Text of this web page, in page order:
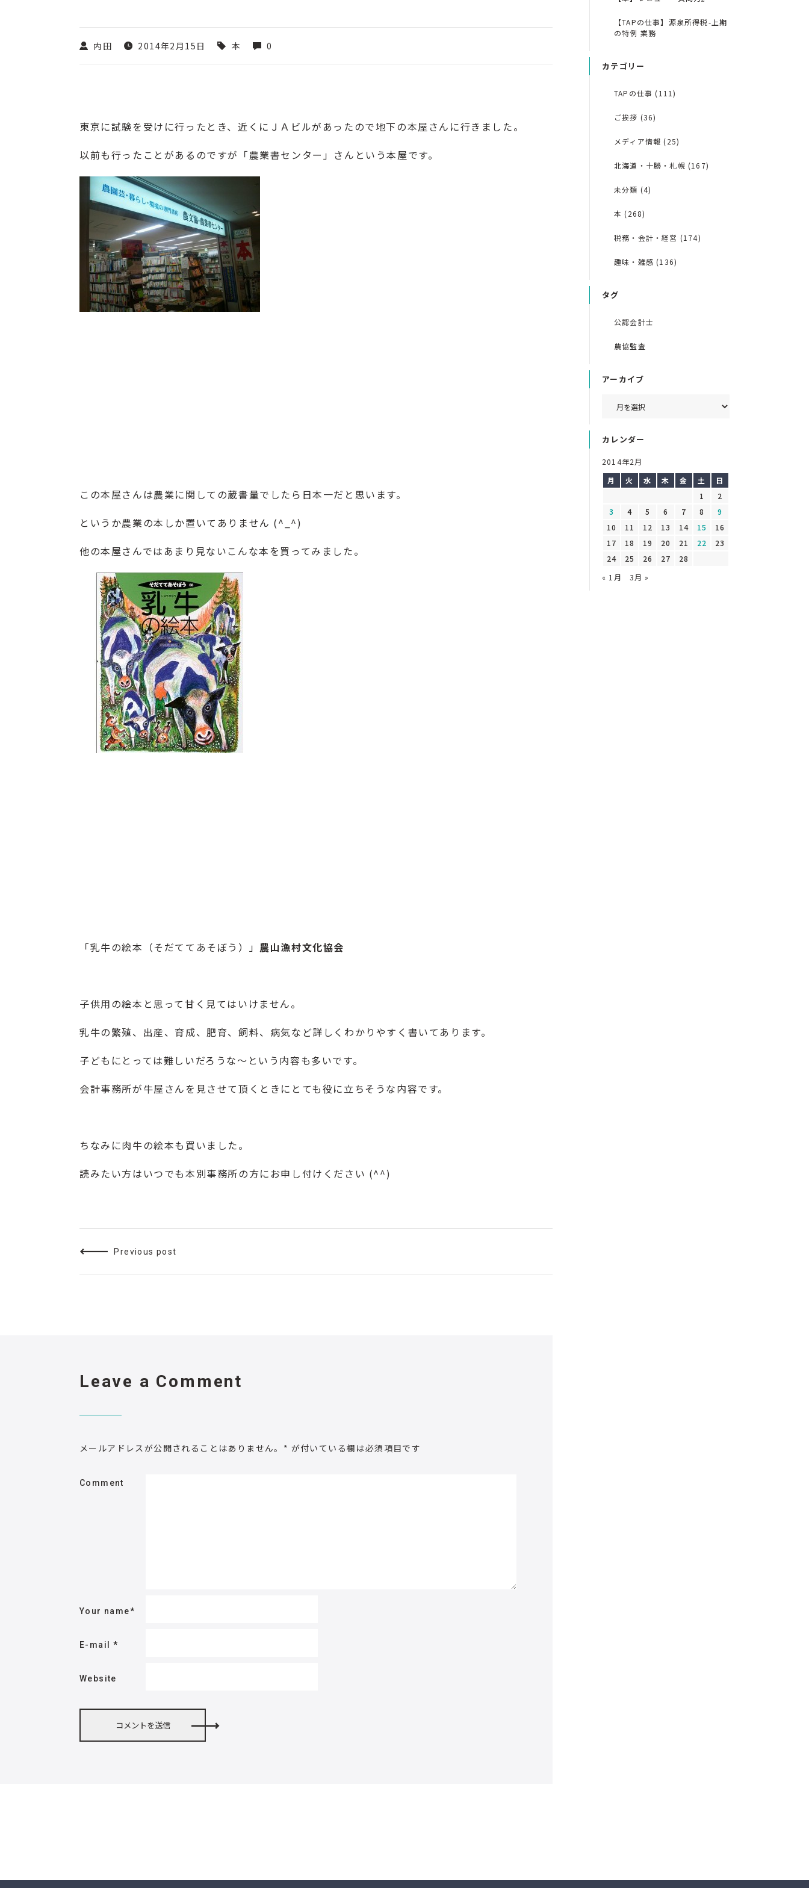
内田 2014年2月15日 本 0
東京に試験を受けに行ったとき、近くにＪＡビルがあったので地下の本屋さんに行きました。
以前も行ったことがあるのですが「農業書センター 」さんという本屋です。
この本屋さんは農業に関しての蔵書量でしたら日本一だと思います。
というか農業の本しか置いてありません (^_^)
他の本屋さんではあまり見ないこんな本を買ってみました。
「乳牛の絵本（そだててあそぼう） 」 農山漁村文化協会
子供用の絵本と思って甘く見てはいけません。
乳牛の繁殖、出産、育成、肥育、飼料、病気など詳しくわかりやすく書いてあります。
子どもにとっては難しいだろうな～という内容も多いです。
会計事務所が牛屋さんを見させて頂くときにとても役に立ちそうな内容です。
ちなみに肉牛の絵本も買いました。
読みたい方はいつでも本別事務所の方にお申し付けください (^^)
Previous post
Leave a Comment
メールアドレスが公開されることはありません。 * が付いている欄は必須項目です
Comment
Your name*
E-mail *
Website
【TAPの仕事】源泉所得税-上期
の特例 業務
カテゴリー
TAPの仕事 (111)
ご挨拶 (36)
メディア情報 (25)
北海道・十勝・札幌 (167)
未分類 (4)
本 (268)
税務・会計・経営 (174)
趣味・雑感 (136)
タグ
公認会計士
農協監査
アーカイブ
カレンダー
2014年2月
月
火 水 木 金 土
日
1
2
3
4 5 6 7 8
9
10
11 12 13 14 15
16
17
18 19 20 21 22
23
24
25 26 27
28
« 1月
3月 »